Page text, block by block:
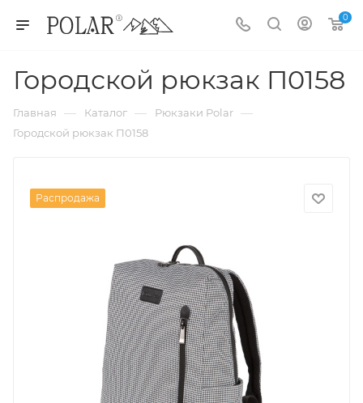
0
Городской рюкзак П0158
Главная — Каталог — Рюкзаки Polar —
Городской рюкзак П0158
Распродажа